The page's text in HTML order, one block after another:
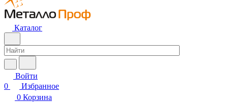
Каталог
Войти
0
Избранное
0 Корзина